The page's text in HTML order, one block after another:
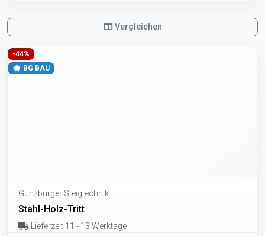
Vergleichen
-44%
BG BAU
Günzburger Steigtechnik
Stahl-Holz-Tritt
Lieferzeit 11 - 13 Werktage